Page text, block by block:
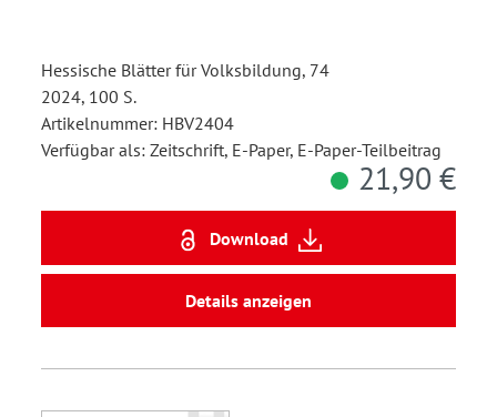
Hessische Blätter für Volksbildung, 74
2024, 100 S.
Artikelnummer: HBV2404
Verfügbar als: Zeitschrift, E-Paper, E-Paper-Teilbeitrag
21,90 €
Download
Details anzeigen